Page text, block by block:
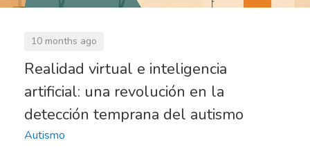
10 months ago
Realidad virtual e inteligencia
artificial: una revolución en la
detección temprana del autismo
Autismo